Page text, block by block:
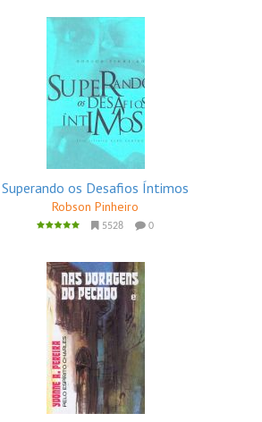
Superando os Desafios Íntimos
Robson Pinheiro
5528 0